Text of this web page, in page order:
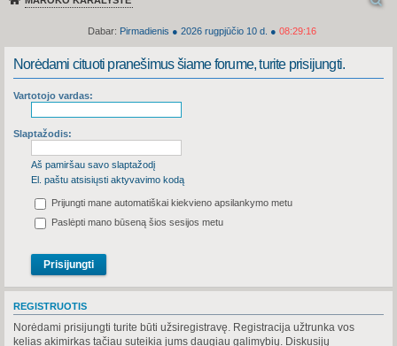
Dabar: Pirmadienis ● 2026 rugpjūčio 10 d. ● 08:29:16
Norėdami cituoti pranešimus šiame forume, turite prisijungti.
Vartotojo vardas:
Slaptažodis:
Aš pamiršau savo slaptažodį
El. paštu atsisiųsti aktyvavimo kodą
Prijungti mane automatiškai kiekvieno apsilankymo metu
Paslėpti mano būseną šios sesijos metu
REGISTRUOTIS
Norėdami prisijungti turite būti užsiregistravę. Registracija užtrunka vos
kelias akimirkas tačiau suteikia jums daugiau galimybių. Diskusijų